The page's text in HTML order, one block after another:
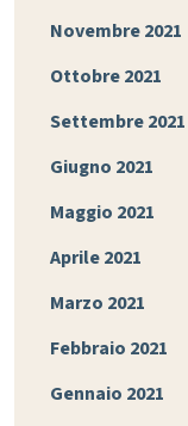
Novembre 2021
Ottobre 2021
Settembre 2021
Giugno 2021
Maggio 2021
Aprile 2021
Marzo 2021
Febbraio 2021
Gennaio 2021